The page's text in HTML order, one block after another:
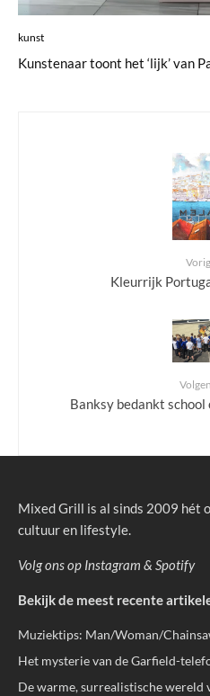
kunst
Kunstenaar toont het ‘lijk’ van
Kleurrijk
Banksy bedankt school
Mixed Grill is al sinds 2009 hét
cultuur en lifestyle.
Volg ons op Instagram & Spotify
Bekijk de meest recente
Muziektips: Man/Woman/
Het mysterie van de Garfield-
De warme, surrealistische